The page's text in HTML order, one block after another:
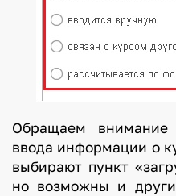
Обращаем
ввода информации о
выбирают пункт
но возможны и